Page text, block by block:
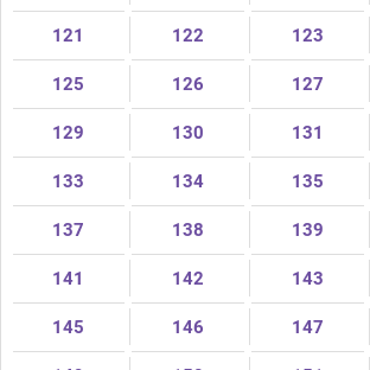
121 122 123
125 126 127
129 130 131
133 134 135
137 138 139
141 142 143
145 146 147